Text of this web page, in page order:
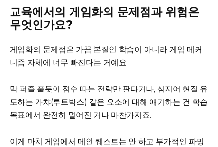
교육에서의 게임화의 문제점과 위험은
무엇인가요?
게임화의 문제점은 가끔 본질인 학습이 아니라 게임 메커
니즘 자체에 너무 빠진다는 거예요.
막 퍼즐 풀듯이 점수 따는 전략만 판다거나, 심지어 현질 유
도하는 가챠(루트박스) 같은 요소에 대해 얘기하는 건 학습
목표에서 완전히 멀어진 거나 마찬가지죠.
이게 마치 게임에서 메인 퀘스트는 안 하고 부가적인 파밍